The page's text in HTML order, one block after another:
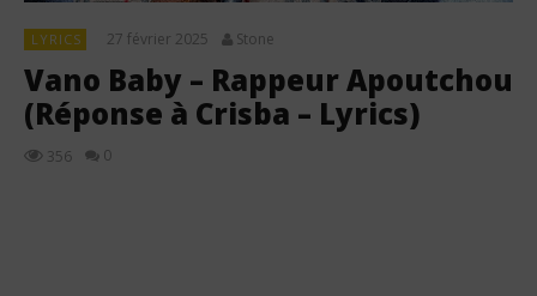
LYRICS 27 février 2025 Stone
Vano Baby – Rappeur Apoutchou
(Réponse à Crisba – Lyrics)
356 0